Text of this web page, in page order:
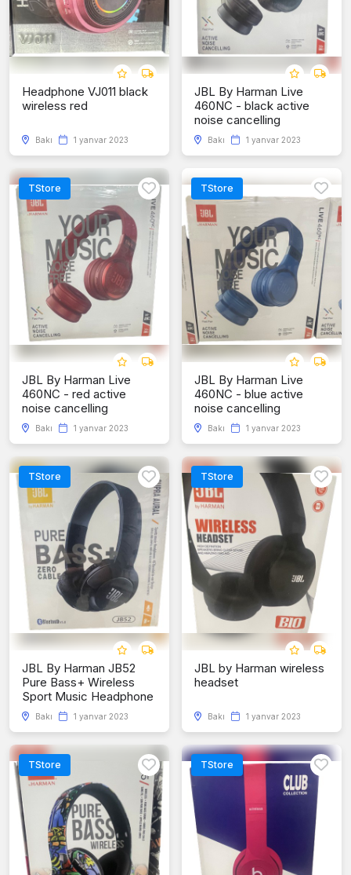
Headphone VJ011 black
wireless red
Bakı 1 yanvar 2023
JBL By Harman Live
460NC - black active
noise cancelling
Bakı 1 yanvar 2023
TStore
JBL By Harman Live
460NC - red active
noise cancelling
Bakı 1 yanvar 2023
TStore
JBL By Harman Live
460NC - blue active
noise cancelling
Bakı 1 yanvar 2023
TStore
JBL By Harman JB52
Pure Bass+ Wireless
Sport Music Headphone
Bakı 1 yanvar 2023
TStore
JBL by Harman wireless
headset
Bakı 1 yanvar 2023
TStore TStore